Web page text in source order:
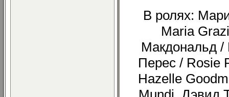
В ролях:
Maria
Макдональд /
Перес / Rosie
Hazelle